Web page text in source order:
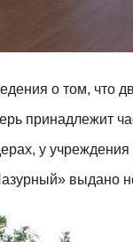
о том, что
принадлежит
у
выдано